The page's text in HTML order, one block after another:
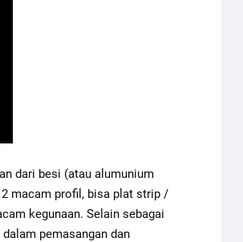
dari besi (atau alumunium
macam profil, bisa plat strip /
kegunaan. Selain sebagai
pemasangan dan